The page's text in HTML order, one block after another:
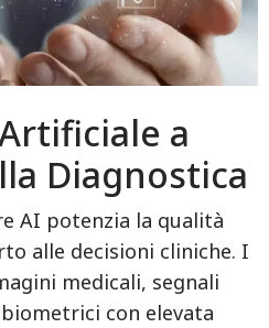
a
Diagnostica
AI potenzia la qualità
alle decisioni cliniche. I
medicali, segnali
con elevata